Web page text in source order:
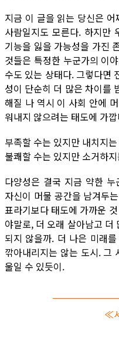
지금 이 글을 읽는 당신은
사람일지도 모른다. 하지만
기능을 잃을 가능성을 가진
것들은 특정한 누군가의 이
수도 있는 상태다. 그렇다면
성이 단순히 더 많은 차이를
해질 나 역시 이 사회 안에
워내지 않으려는 태도에 가
부족할 수는 있지만 내치지
불쾌할 수는 있지만 소거하
다양성은 결국 지금 약한
자신이 머물 공간을 남겨두
표라기보다 태도에 가까운
야말로, 더 오래 살아남고 더
되지 않을까. 더 나은 미래
깎아내리지는 않는 도시. 그
울일 수 있듯이.
≪